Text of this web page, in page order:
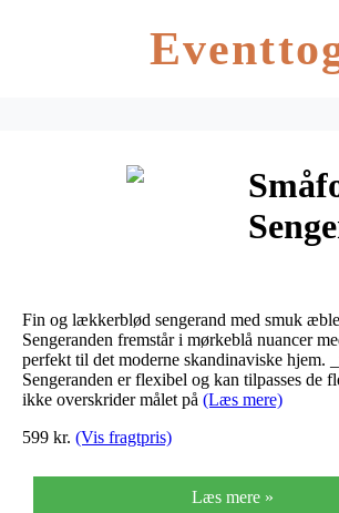
Fin og lækkerblød sengerand med smuk
Sengeranden fremstår i mørkeblå nuancer
perfekt til det moderne skandinaviske hjem.
Sengeranden er flexibel og kan tilpasses de
ikke overskrider målet på (Læs mere)
599 kr. (Vis fragtpris)
Læs mere »